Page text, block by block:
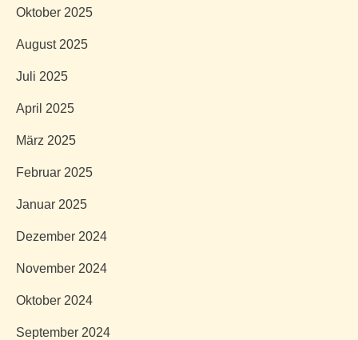
Oktober 2025
August 2025
Juli 2025
April 2025
März 2025
Februar 2025
Januar 2025
Dezember 2024
November 2024
Oktober 2024
September 2024